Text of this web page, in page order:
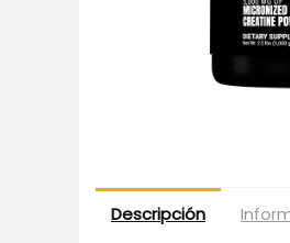
Descripción